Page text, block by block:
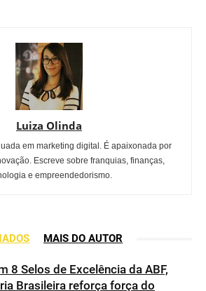
Luiza Olinda
em marketing digital. É apaixonada por
Escreve sobre franquias, finanças,
e empreendedorismo.
MAIS DO AUTOR
8 Selos de Excelência da ABF,
Brasileira reforça força do